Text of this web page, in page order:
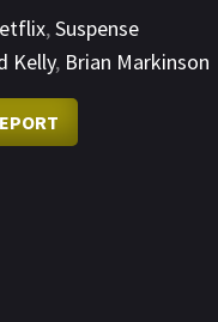
,Suspense
Kelly, Brian Markinson